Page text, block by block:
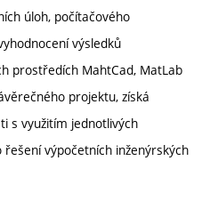
úloh, počítačového
výsledků
prostředích MahtCad, MatLab
projektu, získá
s využitím jednotlivých
výpočetních inženýrských